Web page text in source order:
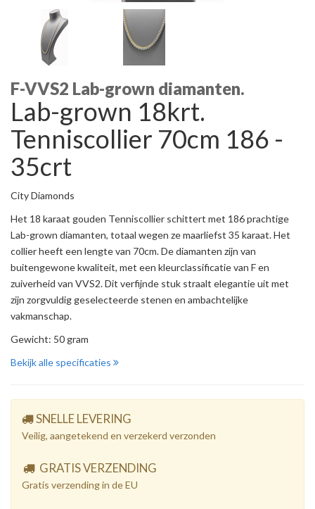
F-VVS2 Lab-grown diamanten.
Lab-grown 18krt.
Tenniscollier 70cm 186 -
35crt
City Diamonds
Het 18 karaat gouden Tenniscollier schittert met 186 prachtige
Lab-grown diamanten, totaal wegen ze maarliefst 35 karaat. Het
collier heeft een lengte van 70cm. De diamanten zijn van
buitengewone kwaliteit, met een kleurclassificatie van F en
zuiverheid van VVS2. Dit verfijnde stuk straalt elegantie uit met
zijn zorgvuldig geselecteerde stenen en ambachtelijke
vakmanschap.
Gewicht: 50 gram
Bekijk alle specificaties
SNELLE LEVERING
Veilig, aangetekend en verzekerd verzonden
GRATIS VERZENDING
Gratis verzending in de EU